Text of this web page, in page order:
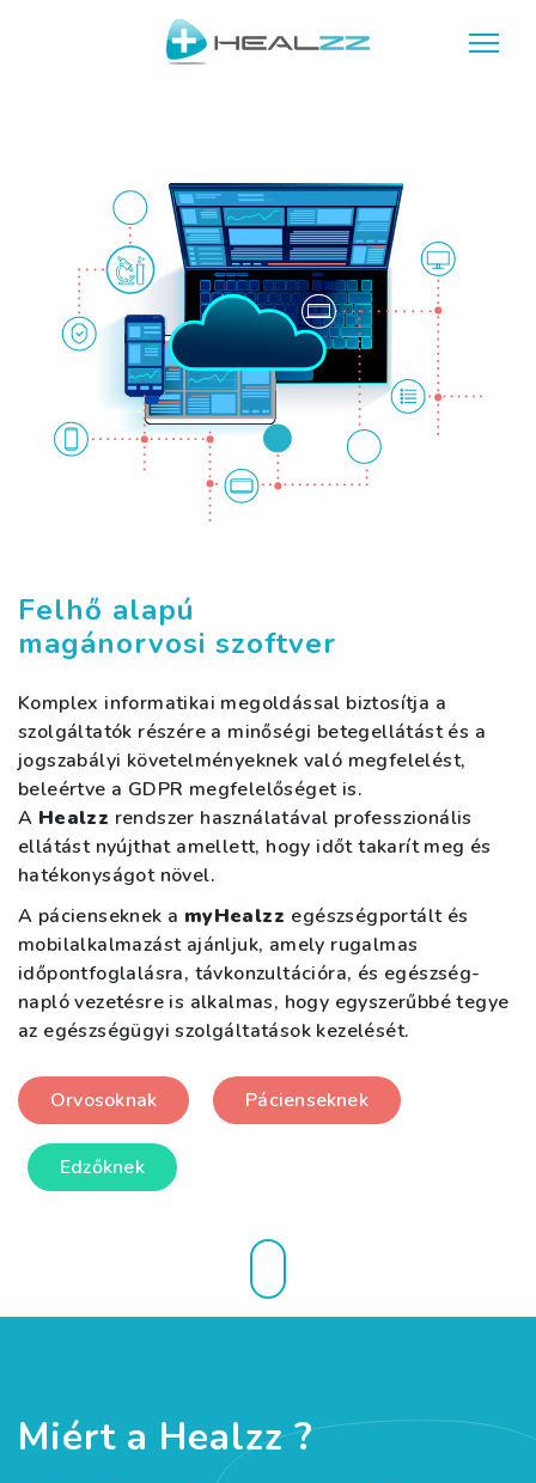
Felhő alapú
magánorvosi szoftver
Komplex informatikai megoldással biztosítja a
szolgáltatók részére a minőségi betegellátást és a
jogszabályi követelményeknek való megfelelést,
beleértve a GDPR megfelelőséget is.
A Healzz rendszer használatával professzionális
ellátást nyújthat amellett, hogy időt takarít meg és
hatékonyságot növel.
A pácienseknek a myHealzz egészségportált és
mobilalkalmazást ajánljuk, amely rugalmas
időpontfoglalásra, távkonzultációra, és egészség-
napló vezetésre is alkalmas, hogy egyszerűbbé tegye
az egészségügyi szolgáltatások kezelését.
Orvosoknak Pácienseknek
Edzőknek
Miért a Healzz ?